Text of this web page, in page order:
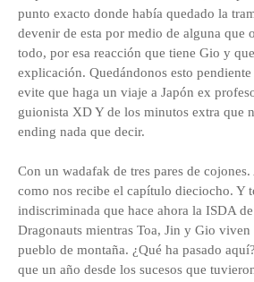
punto exacto donde había quedado la
devenir de esta por medio de alguna que
todo, por esa reacción que tiene Gio y
explicación. Quedándonos esto
evite que haga un viaje a Japón ex
guionista XD Y de los minutos extra que
ending nada que decir.
Con un wadafak de tres pares de cojones.
como nos recibe el capítulo dieciocho. Y
indiscriminada que hace ahora la ISDA
Dragonauts mientras Toa, Jin y Gio
pueblo de montaña. ¿Qué ha pasado
que un año desde los sucesos que